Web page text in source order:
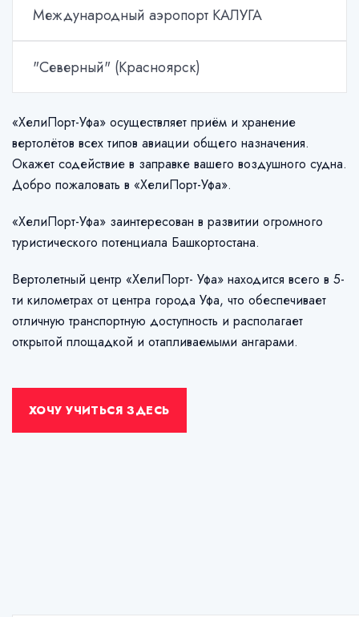
Международный аэропорт КАЛУГА
"Северный" (Красноярск)
«ХелиПорт-Уфа» осуществляет приём и хранение
вертолётов всех типов авиации общего назначения.
Окажет содействие в заправке вашего воздушного судна.
Добро пожаловать в «ХелиПорт-Уфа».
«ХелиПорт-Уфа» заинтересован в развитии огромного
туристического потенциала Башкортостана.
Вертолетный центр «ХелиПорт- Уфа» находится всего в 5-
ти километрах от центра города Уфа, что обеспечивает
отличную транспортную доступность и располагает
открытой площадкой и отапливаемыми ангарами.
ХОЧУ УЧИТЬСЯ ЗДЕСЬ